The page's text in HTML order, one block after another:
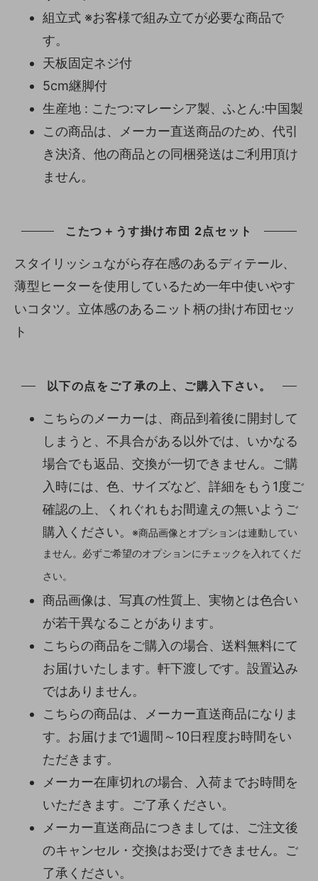
組立式 ※お客様で組み立てが必要な商品で
す。
天板固定ネジ付
5cm継脚付
生産地 : こたつ:マレーシア製、ふとん:中国製
この商品は、メーカー直送商品のため、代引
き決済、他の商品との同梱発送はご利用頂け
ません。
こたつ＋うす掛け布団 2点セット
スタイリッシュながら存在感のあるディテール、
薄型ヒーターを使用しているため一年中使いやす
いコタツ。立体感のあるニット柄の掛け布団セッ
ト
以下の点をご了承の上、ご購入下さい。
こちらのメーカーは、商品到着後に開封して
しまうと、不具合がある以外では、いかなる
場合でも返品、交換が一切できません。ご購
入時には、色、サイズなど、詳細をもう1度ご
確認の上、くれぐれもお間違えの無いようご
購入ください。
※商品画像とオプションは連動してい
ません。必ずご希望のオプションにチェックを入れてくだ
さい。
商品画像は、写真の性質上、実物とは色合い
が若干異なることがあります。
こちらの商品をご購入の場合、送料無料にて
お届けいたします。軒下渡しです。設置込み
ではありません。
こちらの商品は、メーカー直送商品になりま
す。お届けまで1週間～10日程度お時間をい
ただきます。
メーカー在庫切れの場合、入荷までお時間を
いただきます。ご了承ください。
メーカー直送商品につきましては、ご注文後
のキャンセル・交換はお受けできません。ご
了承ください。